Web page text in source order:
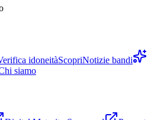
idoneitàScopriNotizie bandi
siamo